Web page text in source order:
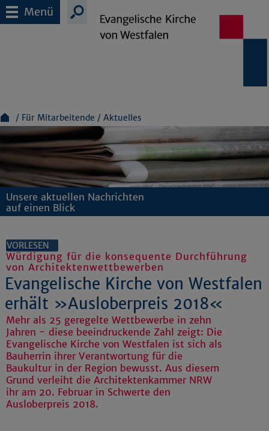
Menü
Für Mitarbeitende Aktuelles
Unsere aktuellen Nachrichten
auf einen Blick
VORLESEN
Würdigung für die konsequente Durchführung
von Architektenwettbewerben
Evangelische Kirche von Westfalen
erhält »Ausloberpreis 2018«
Mehr als 25 geregelte Wettbewerbe in zehn
Jahren - diese beeindruckende Zahl zeigt: Die
Evangelische Kirche von Westfalen ist sich als
Bauherrin ihrer Verantwortung für die
Baukultur in der Region bewusst. Aus diesem
Grund verleiht die Architektenkammer NRW
ihr am 20. Februar in Schwerte den
Ausloberpreis 2018.